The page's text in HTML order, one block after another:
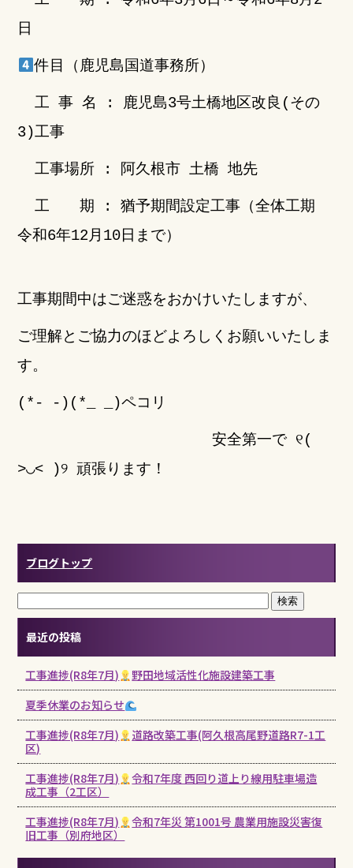
日
件目（鹿児島国道事務所）
工 事 名 : 鹿児島3号土橋地区改良(その
3)工事
工事場所 : 阿久根市 土橋 地先
工 期 : 猶予期間設定工事（全体工期
令和6年12月10日まで）
工事期間中はご迷惑をおかけいたしますが、
ご理解とご協力のほどよろしくお願いいたしま
す。
(*- -)(*_ _)ペコリ
安全第一で ୧(
˃◡˂ )୨ 頑張ります！
ブログトップ
最近の投稿
工事進捗(R8年7月)
野田地域活性化施設建築工事
夏季休業のお知らせ
工事進捗(R8年7月)
道路改築工事(阿久根高尾野道路R7-1工
区)
工事進捗(R8年7月)
令和7年度 西回り道上り線用駐車場造
成工事（2工区）
工事進捗(R8年7月)
令和7年災 第1001号 農業用施設災害復
旧工事（別府地区）